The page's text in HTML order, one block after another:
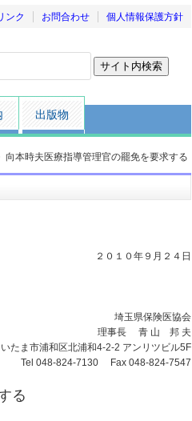
ンク お問合わせ 個人情報保護方針
出版物
向本時夫医療指導管理官の罷免を要求する
２０１０年９月２４日
埼玉県保険医協会
理事長 青 山 邦 夫
たま市浦和区北浦和4-2-2 アンリツビル5F
Tel 048-824-7130 Fax 048-824-7547
る